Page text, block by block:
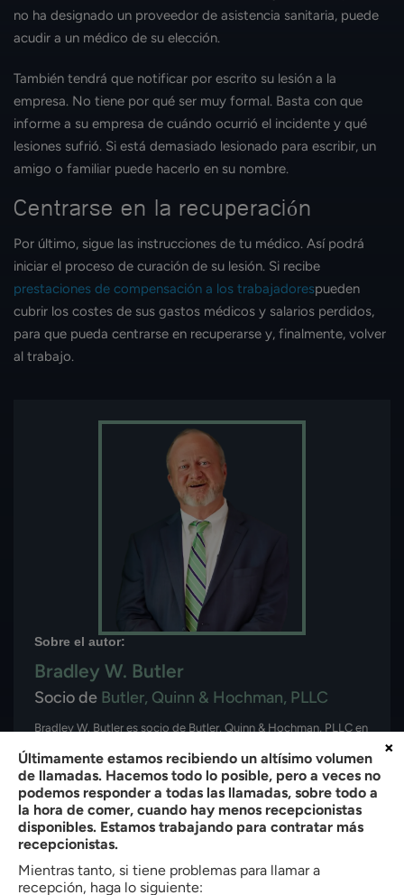
no ha designado un proveedor de asistencia sanitaria, puede
acudir a un médico de su elección.
También tendrá que notificar por escrito su lesión a la
empresa. No tiene por qué ser muy formal. Basta con que
informe a su empresa de cuándo ocurrió el incidente y qué
lesiones sufrió. Si está demasiado lesionado para escribir, un
amigo o familiar puede hacerlo en su nombre.
Centrarse en la recuperación
Por último, sigue las instrucciones de tu médico. Así podrá
iniciar el proceso de curación de su lesión. Si recibe
prestaciones de compensación a los trabajadorespueden
cubrir los costes de sus gastos médicos y salarios perdidos,
para que pueda centrarse en recuperarse y, finalmente, volver
al trabajo.
Sobre el autor:
Bradley W. Butler
Socio de Butler, Quinn & Hochman, PLLC
Bradley W. Butler es socio de Butler, Quinn & Hochman, PLLC en
representa a clientes en asuntos de inmigración, lesiones
personales, defensa penal, derecho de familia y compensación
de trabajadores. Está admitido en el Colegio de Abogados del
Estado North Carolina (1990) y obtuvo su J.D. cum laude de la
Facultad de Derecho de la Universidad de Creighton. El Sr.
Butler también tiene una licenciatura en Administración de
Empresas de High Point College.
Últimamente estamos recibiendo un altísimo volumen
de llamadas. Hacemos todo lo posible, pero a veces no
podemos responder a todas las llamadas, sobre todo a
la hora de comer, cuando hay menos recepcionistas
disponibles. Estamos trabajando para contratar más
recepcionistas.
Mientras tanto, si tiene problemas para llamar a
recepción, haga lo siguiente:
×